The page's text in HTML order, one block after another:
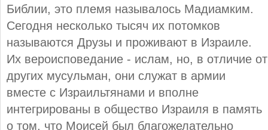
Библии, это племя называлось Мадиамким.
Сегодня несколько тысяч их потомков
называются Друзы и проживают в Израиле.
Их вероисповедание - ислам, но, в отличие от
других мусульман, они служат в армии
вместе с Израильтянами и вполне
интегрированы в общество Израиля в память
о том, что Моисей был благожелательно